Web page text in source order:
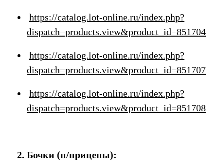
https://catalog.lot-online.ru/index.php?
dispatch=products.view&product_id=851704
https://catalog.lot-online.ru/index.php?
dispatch=products.view&product_id=851707
https://catalog.lot-online.ru/index.php?
dispatch=products.view&product_id=851708
2. Бочки (п/прицепы):